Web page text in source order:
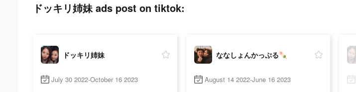
ドッキリ姉妹 ads post on tiktok:
ドッキリ姉妹
July 30 2022-October 16 2023
ななしょんかっぷる🍡
August 14 2022-June 16 2023